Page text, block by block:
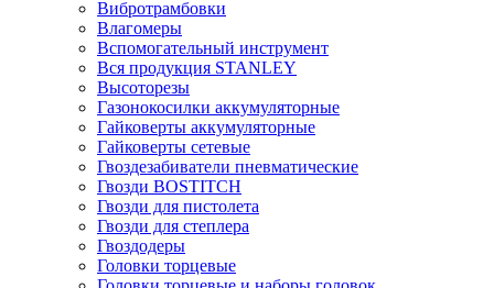
Вибротрамбовки
Влагомеры
Вспомогательный инструмент
Вся продукция STANLEY
Высоторезы
Газонокосилки аккумуляторные
Гайковерты аккумуляторные
Гайковерты сетевые
Гвоздезабиватели пневматические
Гвозди BOSTITCH
Гвозди для пистолета
Гвозди для степлера
Гвоздодеры
Головки торцевые